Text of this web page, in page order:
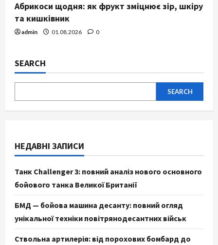
Абрикоси щодня: як фрукт зміцнює зір, шкіру
та кишківник
admin 01.08.2026 0
SEARCH
SEARCH
НЕДАВНІ ЗАПИСИ
Танк Challenger 3: повний аналіз нового основного
бойового танка Великої Британії
БМД — бойова машина десанту: повний огляд
унікальної техніки повітрянодесантних військ
Ствольна артилерія: від порохових бомбард до